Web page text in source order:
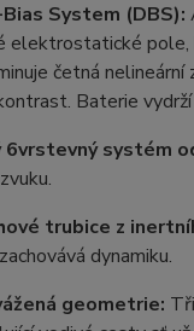
System (DBS):
elektrostatické pole,
četná
Baterie
6vrstevný systém
trubice z
dynamiku.
geometrie: